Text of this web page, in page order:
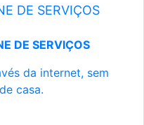
DE SERVIÇOS
DE SERVIÇOS
da internet, sem
casa.